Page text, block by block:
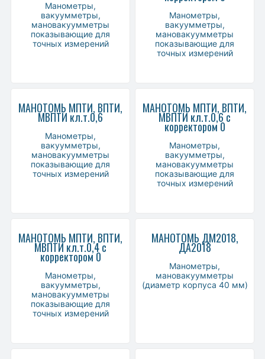
Манометры,
вакуумметры,
мановакуумметры
показывающие для
точных измерений
Манометры,
вакуумметры,
мановакуумметры
показывающие для
точных измерений
МАНОТОМЬ МПТИ, ВПТИ,
МВПТИ кл.т.0,6
Манометры,
вакуумметры,
мановакуумметры
показывающие для
точных измерений
МАНОТОМЬ МПТИ, ВПТИ,
МВПТИ кл.т.0,6 с
корректором 0
Манометры,
вакуумметры,
мановакуумметры
показывающие для
точных измерений
МАНОТОМЬ МПТИ, ВПТИ,
МВПТИ кл.т.0,4 с
корректором 0
Манометры,
вакуумметры,
мановакуумметры
показывающие для
точных измерений
МАНОТОМЬ ДМ2018,
ДА2018
Манометры,
мановакуумметры
(диаметр корпуса 40 мм)